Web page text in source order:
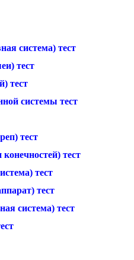
система) тест
тест
тест
системы тест
тест
тест
тест
тест
система) тест